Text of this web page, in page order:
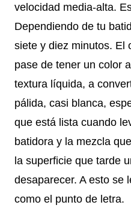
velocidad media-alta.
Dependiendo de tu
siete y diez minutos. El
pase de tener un color
textura líquida, a
pálida, casi blanca,
que está lista cuando
batidora y la mezcla
la superficie que tarde
desaparecer. A esto se
como el punto de letra.